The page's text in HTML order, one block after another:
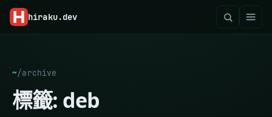
hiraku.dev
~/archive
標籤: deb